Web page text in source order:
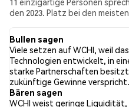
den 2023. Platz bei den
die Stimmung gegenüber
Schließlich wurden 0
veröffentlicht. Auf Twitter
bullishe Stimmung im
bärischen Stimmung über
neutral gegenüber WCHI.
Tweets.
Bullen sagen
Viele setzen auf WCHI, weil
Technologien entwickelt, in
starke Partnerschaften
zukünftige Gewinne verspricht.
Bären sagen
WCHI weist geringe